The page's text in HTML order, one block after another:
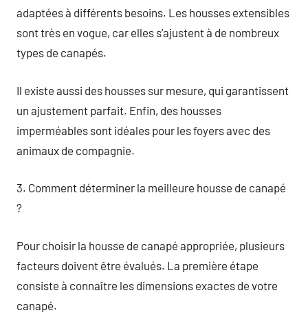
adaptées à différents besoins. Les housses extensibles
sont très en vogue, car elles s’ajustent à de nombreux
types de canapés.
Il existe aussi des housses sur mesure, qui garantissent
un ajustement parfait. Enfin, des housses
imperméables sont idéales pour les foyers avec des
animaux de compagnie.
3. Comment déterminer la meilleure housse de canapé
?
Pour choisir la housse de canapé appropriée, plusieurs
facteurs doivent être évalués. La première étape
consiste à connaître les dimensions exactes de votre
canapé.